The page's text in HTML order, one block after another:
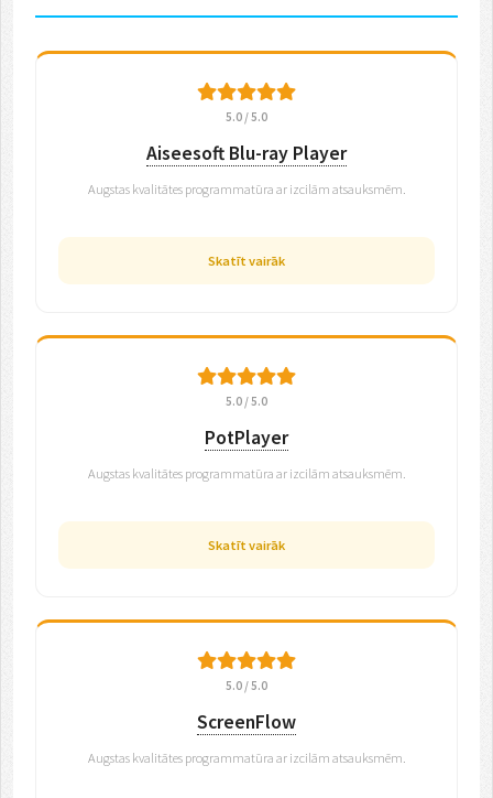
5.0 / 5.0
Aiseesoft Blu-ray Player
Augstas kvalitātes programmatūra ar izcilām atsauksmēm.
Skatīt vairāk
5.0 / 5.0
PotPlayer
Augstas kvalitātes programmatūra ar izcilām atsauksmēm.
Skatīt vairāk
5.0 / 5.0
ScreenFlow
Augstas kvalitātes programmatūra ar izcilām atsauksmēm.